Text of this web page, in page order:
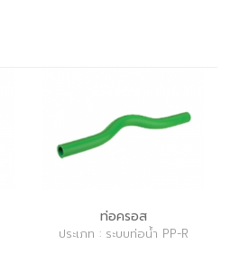
ท่อครอส
ประเภท : ระบบท่อน้ำ PP-R